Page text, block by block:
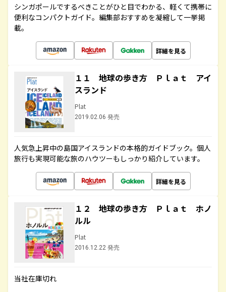
シンガポールでするべきことがひと目でわかる、軽くて携帯に
便利なコンパクトガイド。編集部おすすめを凝縮して一挙掲
載。
詳細を見る
１１ 地球の歩き方 Ｐｌａｔ アイ
スランド
Plat
2019.02.06 発売
人気急上昇中の島国アイスランドの本格的ガイドブック。個人
旅行も実現可能な旅のハウツーもしっかり紹介しています。
詳細を見る
１２ 地球の歩き方 Ｐｌａｔ ホノ
ルル
Plat
2016.12.22 発売
当社在庫切れ